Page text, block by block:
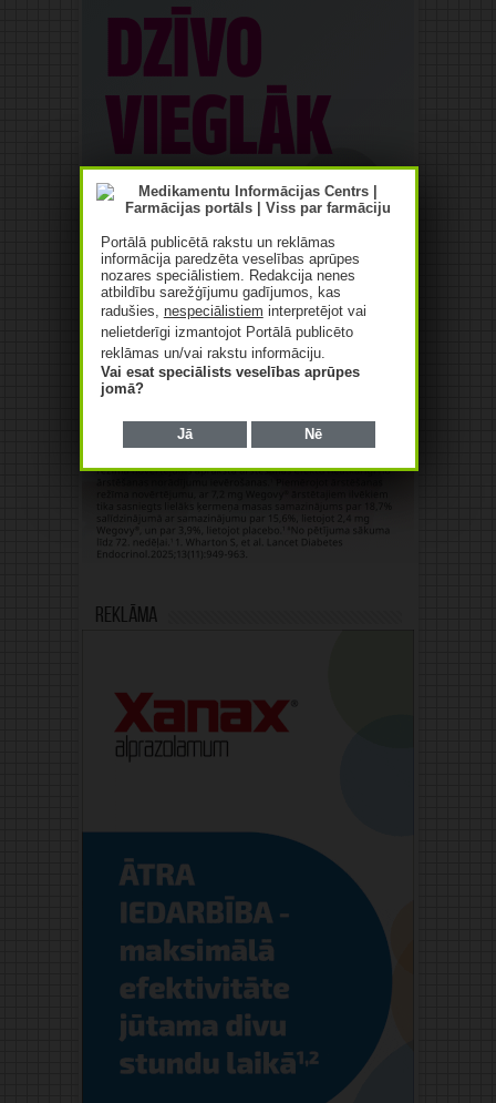
Reklāma
Portālā publicētā rakstu un reklāmas
informācija paredzēta veselības aprūpes
nozares speciālistiem. Redakcija nenes
atbildību sarežģījumu gadījumos, kas
radušies, nespeciālistiem interpretējot vai
nelietderīgi izmantojot Portālā publicēto
reklāmas un/vai rakstu informāciju.
Vai esat speciālists veselības aprūpes
jomā?
Jā Nē